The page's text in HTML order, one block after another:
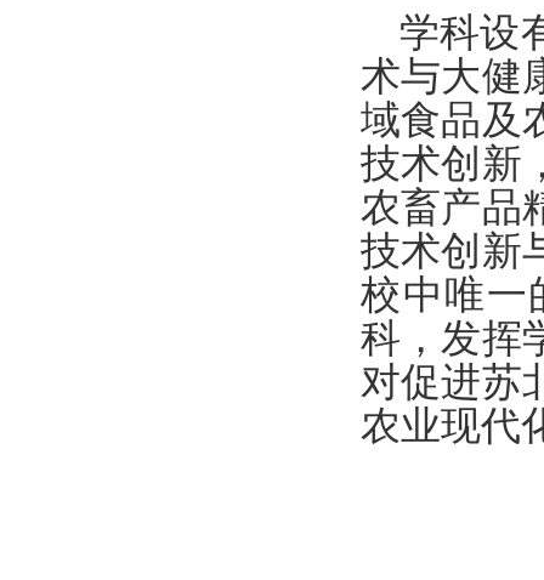
学科设
术与大健
域食品及
技术创新
农畜产品
技术创新
校中唯一
科，发挥
对促进苏
农业现代